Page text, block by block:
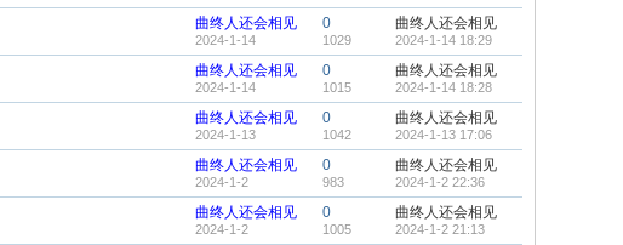
曲终人还会相见
2024-1-14
0
1029
曲终人还会相见
2024-1-14 18:29
曲终人还会相见
2024-1-14
0
1015
曲终人还会相见
2024-1-14 18:28
曲终人还会相见
2024-1-13
0
1042
曲终人还会相见
2024-1-13 17:06
曲终人还会相见
2024-1-2
0
983
曲终人还会相见
2024-1-2 22:36
曲终人还会相见
2024-1-2
0
1005
曲终人还会相见
2024-1-2 21:13